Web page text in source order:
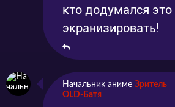
кто додумался это
экранизировать!
Начальник аниме Зритель
OLD-Батя